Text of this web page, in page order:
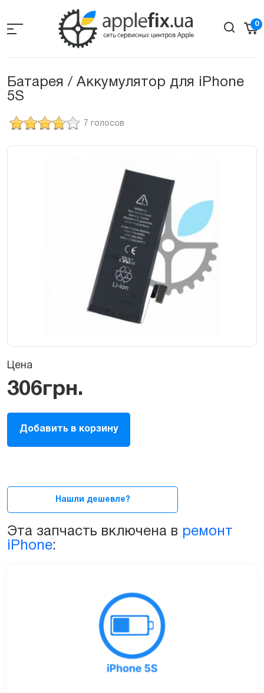
the
0
Батарея / Аккумулятор для iPhone
5S
7 голосов
Цена
306грн.
Батарея
Аккумулятор
Добавить в корзину
Нашли дешевле?
Эта запчасть включена в ремонт
iPhone: